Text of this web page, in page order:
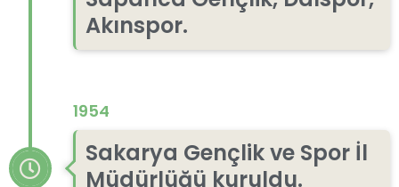
Akınspor.
1954
Sakarya Gençlik ve Spor İl
Müdürlüğü kuruldu.